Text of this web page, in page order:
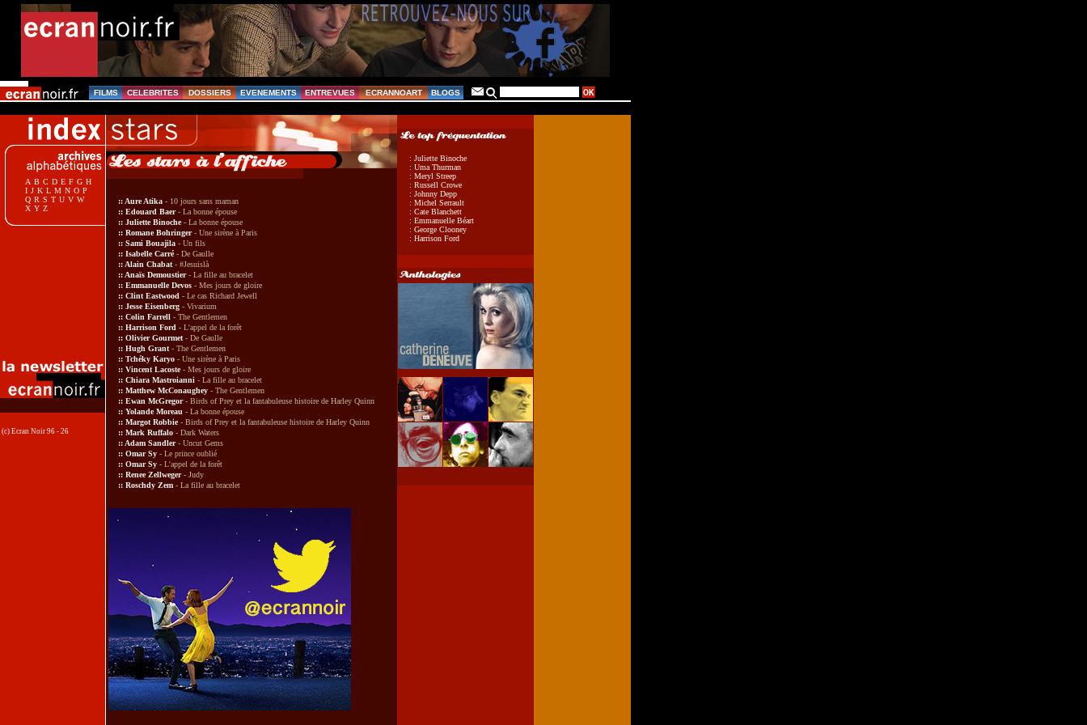
FILMS CELEBRITES DOSSIERS EVENEMENTS ENTREVUES ECRANNOART BLOGS
A B C D E F G H
I J K L M N O P
Q R S T U V W
X Y Z
(c) Ecran Noir 96 - 26
:: Aure Atika - 10 jours sans maman
:: Edouard Baer- La bonne épouse
:: Juliette Binoche- La bonne épouse
:: Romane Bohringer- Une sirène à Paris
:: Sami Bouajila - Un fils
:: Isabelle Carré- De Gaulle
:: Alain Chabat - #Jesuislà
:: Anaïs Demoustier- La fille au bracelet
:: Emmanuelle Devos - Mes jours de gloire
:: Clint Eastwood - Le cas Richard Jewell
:: Jesse Eisenberg - Vivarium
:: Colin Farrell - The Gentlemen
:: Harrison Ford - L'appel de la forêt
:: Olivier Gourmet - De Gaulle
:: Hugh Grant - The Gentlemen
:: Tchéky Karyo - Une sirène à Paris
:: Vincent Lacoste- Mes jours de gloire
:: Chiara Mastroianni - La fille au bracelet
:: Matthew McConaughey - The Gentlemen
:: Ewan McGregor- Birds of Prey et la fantabuleuse histoire de Harley Quinn
:: Yolande Moreau - La bonne épouse
:: Margot Robbie- Birds of Prey et la fantabuleuse histoire de Harley Quinn
:: Mark Ruffalo - Dark Waters
:: Adam Sandler- Uncut Gems
:: Omar Sy - Le prince oublié
:: Omar Sy - L'appel de la forêt
:: Renee Zellweger- Judy
:: Roschdy Zem - La fille au bracelet
: Juliette Binoche
: Uma Thurman
: Meryl Streep
: Russell Crowe
: Johnny Depp
: Michel Serrault
: Cate Blanchett
: Emmanuelle Béart
: George Clooney
: Harrison Ford